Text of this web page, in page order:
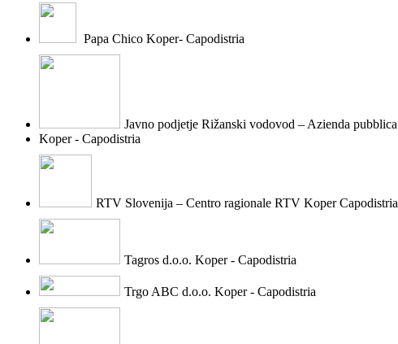
Papa Chico Koper- Capodistria
Javno podjetje Rižanski vodovod – Azienda pubblica
Koper - Capodistria
RTV Slovenija – Centro ragionale RTV Koper Capodistria
Tagros d.o.o. Koper - Capodistria
Trgo ABC d.o.o. Koper - Capodistria